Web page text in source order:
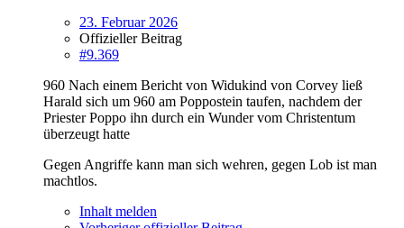
23. Februar 2026
Offizieller Beitrag
#9.369
960 Nach einem Bericht von Widukind von Corvey ließ
Harald sich um 960 am Poppostein taufen, nachdem der
Priester Poppo ihn durch ein Wunder vom Christentum
überzeugt hatte
Gegen Angriffe kann man sich wehren, gegen Lob ist man
machtlos.
Inhalt melden